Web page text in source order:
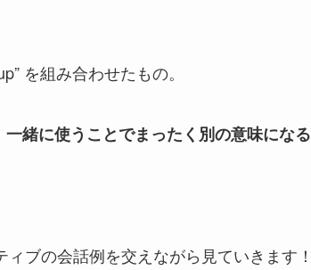
を組み合わせたもの。
一緒に使うことでまったく別の意味になる
ブの会話例を交えながら見ていきます！